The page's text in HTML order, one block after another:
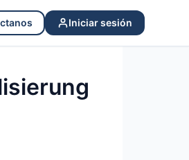
Iniciar sesión